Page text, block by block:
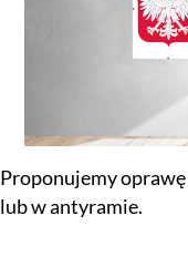
Proponujemy
lub w antyramie.